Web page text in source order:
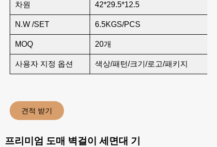
차원 42*29.5*12.5
N.W /SET 6.5KGS/PCS
MOQ 20개
사용자 지정 옵션 색상/패턴/크기/로고/패키지
견적 받기
프리미엄 도매 벽걸이 세면대 기